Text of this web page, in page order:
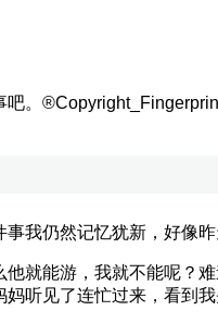
。
我仍然记忆犹新，好像昨
能游，我就不能呢？
听见了连忙过来，看到